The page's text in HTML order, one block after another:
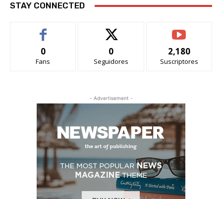
STAY CONNECTED
0
Fans
0
Seguidores
2,180
Suscriptores
- Advertisement -